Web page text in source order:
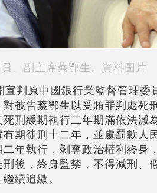
、副主席蔡鄂生。資料圖片
判原中國銀行業監督管理委
被告蔡鄂生以受賄罪判處死
刑緩期執行二年期滿依法減
期徒刑十二年，並處罰款人
年執行，剝奪政治權利終身
後，終身監禁，不得減刑、
續追繳。